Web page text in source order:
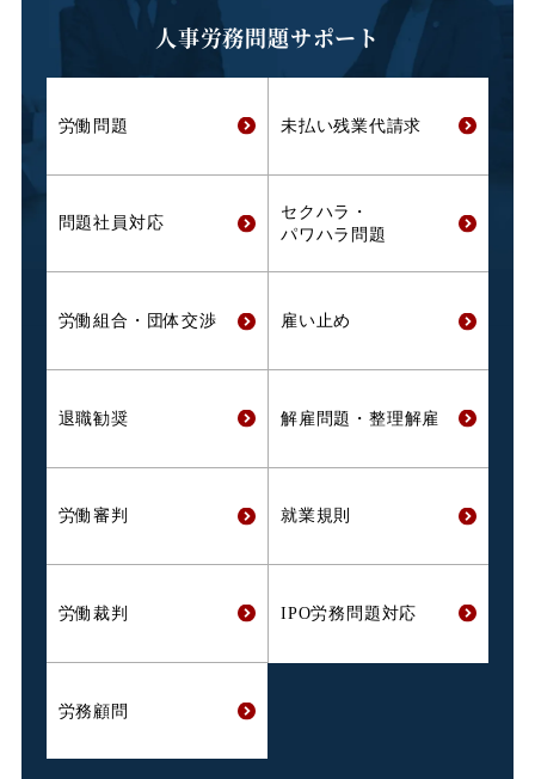
人事労務問題サポート
労働問題 未払い残業代請求
問題社員対応
セクハラ・
パワハラ問題
労働組合・ 団体交渉 雇い止め
退職勧奨 解雇問題・ 整理解雇
労働審判 就業規則
労働裁判 IPO労務問題対応
労務顧問